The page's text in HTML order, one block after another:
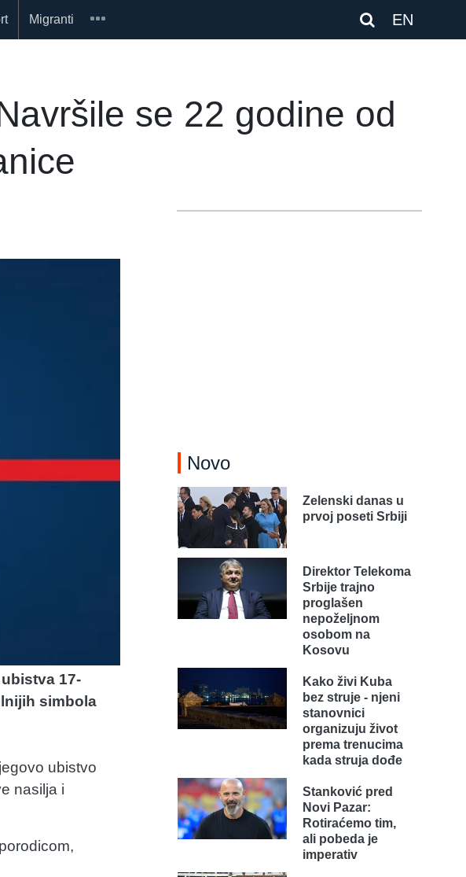
EN
Migranti
se 22 godine od
17-
simbola
ubistvo
nasilja i
Novo
Zelenski danas u
prvoj poseti Srbiji
Direktor Telekoma
Srbije trajno
proglašen
nepoželjnom
osobom na
Kosovu
Kako živi Kuba
bez struje - njeni
stanovnici
organizuju život
prema trenucima
kada struja dođe
Stanković pred
Novi Pazar:
Rotiraćemo tim,
ali pobeda je
imperativ